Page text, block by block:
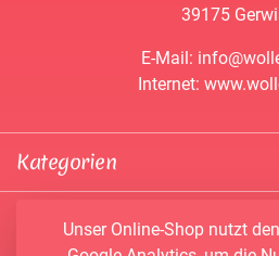
39175
E-Mail:
Internet:
Kategorien
ALIZE Yarns
Service & Informationen
Unser Online-Shop nutzt